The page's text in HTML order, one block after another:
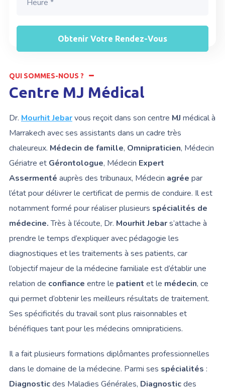
QUI SOMMES-NOUS ?
Centre MJ Médical
Dr. Mourhit Jebarvous reçoit dans son centre MJ médical à
Marrakech avec ses assistants dans un cadre très
chaleureux. Médecin de famille, Omnipraticien, Médecin
Gériatre et Gérontologue, Médecin Expert
Assermenté auprès des tribunaux, Médecin agrée par
l’état pour délivrer le certificat de permis de conduire. Il est
notamment formé pour réaliser plusieurs spécialités de
médecine.Très à l’écoute, Dr. Mourhit Jebars’attache à
prendre le temps d’expliquer avec pédagogie les
diagnostiques et les traitements à ses patients, car
l’objectif majeur de la médecine familiale est d’établir une
relation de confiance entre le patient et le médecin, ce
qui permet d’obtenir les meilleurs résultats de traitement.
Ses spécificités du travail sont plus raisonnables et
bénéfiques tant pour les médecins omnipraticiens.
Il a fait plusieurs formations diplômantes professionnelles
dans le domaine de la médecine. Parmi ses spécialités :
Diagnosticdes Maladies Générales, Diagnosticdes